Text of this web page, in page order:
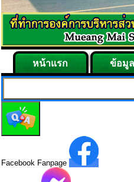
หน้าแรก ข้อมู
Facebook Fanpage